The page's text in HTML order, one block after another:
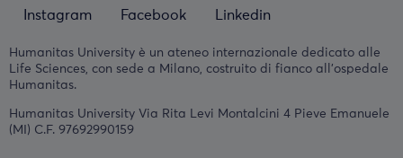
Humanitas University è un ateneo internazionale dedicato alle
Life Sciences, con sede a Milano, costruito di fianco all'ospedale
Humanitas.
Humanitas University Via Rita Levi Montalcini 4 Pieve Emanuele
(MI) C.F. 97692990159
Instagram Facebook Linkedin